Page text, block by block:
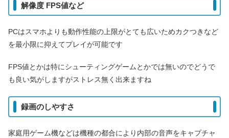
解像度 FPS値など
PCはスマホよりも動作性能の上限がとても広いためカクつきなど
を最小限に抑えてプレイが可能です
FPS値とかは特にシューティングゲームとかでは無いのでどうで
も良い気がしますがストレス無く出来ますね
録画のしやすさ
家庭用ゲーム機などは機種の都合により内部の音声をキャプチャ